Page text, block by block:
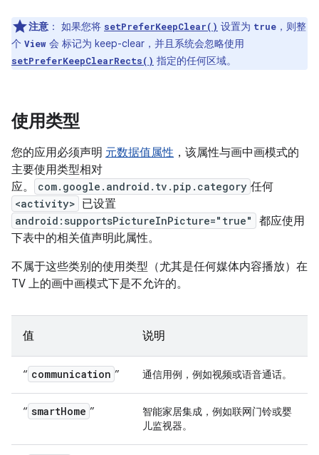
注意 ： 如果您将 setPreferKeepClear() 设置为 true ，则整
个 View 会 标记为 keep-clear，并且系统会忽略使用
setPreferKeepClearRects() 指定的任何区域。
使用类型
您的应用必须声明 元数据值属性 ，该属性与画中画模式的
主要使用类型相对
应。
com.google.android.tv.pip.category 任何
<activity> 已设置
android:supportsPictureInPicture="true"
都应使用
下表中的相关值声明此属性。
不属于这些类别的使用类型（尤其是任何媒体内容播放）在
TV 上的画中画模式下是不允许的。
值 说明
“ communication ” 通信用例，例如视频或语音通话。
“ smartHome ”
智能家居集成，例如联网门铃或婴
儿监视器。